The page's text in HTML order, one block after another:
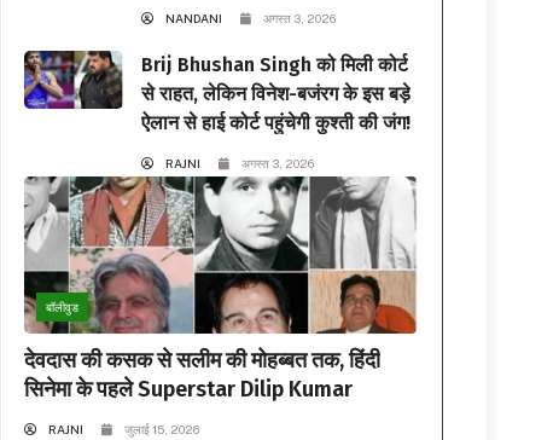
NANDANI अगस्त 3, 2026
Brij Bhushan Singh को मिली कोर्ट
से राहत, लेकिन विनेश-बजंरग के इस बड़े
ऐलान से हाई कोर्ट पहुंचेगी कुश्ती की जंग!
RAJNI अगस्त 3, 2026
बॉलीवुड
देवदास की कसक से सलीम की मोहब्बत तक, हिंदी
सिनेमा के पहले Superstar Dilip Kumar
RAJNI जुलाई 15, 2026